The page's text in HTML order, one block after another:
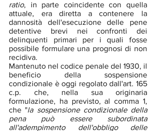
ratio, in parte coincidente con quella
attuale, era diretta a contenere la
dannosità dell'esecuzione delle pene
detentive brevi nei confronti dei
delinquenti primari per i quali fosse
possibile formulare una prognosi di non
recidiva.
Mantenuto nel codice penale del 1930, il
beneficio della sospensione
condizionale è oggi regolato dall'art. 165
c.p. che, nella sua originaria
formulazione, ha previsto, al comma 1,
che "la sospensione condizionale della
pena può essere subordinata
all'adempimento dell'obbligo delle